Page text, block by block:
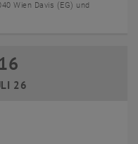
Wien Davis (EG) und
2026 bis 16 Juli 2026
16
26